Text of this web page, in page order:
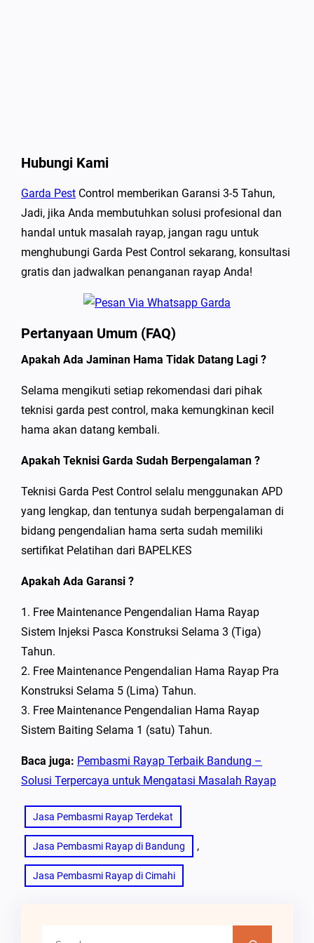
Hubungi Kami
Garda Pest Control memberikan Garansi 3-5 Tahun,
Jadi, jika Anda membutuhkan solusi profesional dan
handal untuk masalah rayap, jangan ragu untuk
menghubungi Garda Pest Control sekarang, konsultasi
gratis dan jadwalkan penanganan rayap Anda!
Pertanyaan Umum (FAQ)
Apakah Ada Jaminan Hama Tidak Datang Lagi ?
Selama mengikuti setiap rekomendasi dari pihak
teknisi garda pest control, maka kemungkinan kecil
hama akan datang kembali.
Apakah Teknisi Garda Sudah Berpengalaman ?
Teknisi Garda Pest Control selalu menggunakan APD
yang lengkap, dan tentunya sudah berpengalaman di
bidang pengendalian hama serta sudah memiliki
sertifikat Pelatihan dari BAPELKES
Apakah Ada Garansi ?
1. Free Maintenance Pengendalian Hama Rayap
Sistem Injeksi Pasca Konstruksi Selama 3 (Tiga)
Tahun.
2. Free Maintenance Pengendalian Hama Rayap Pra
Konstruksi Selama 5 (Lima) Tahun.
3. Free Maintenance Pengendalian Hama Rayap
Sistem Baiting Selama 1 (satu) Tahun.
Baca juga: Pembasmi Rayap Terbaik Bandung –
Solusi Terpercaya untuk Mengatasi Masalah Rayap
Jasa Pembasmi Rayap Terdekat
Jasa Pembasmi Rayap di Bandung ,
Jasa Pembasmi Rayap di Cimahi